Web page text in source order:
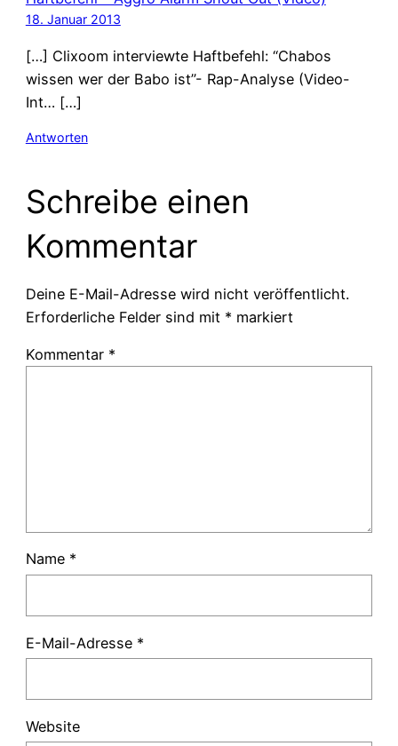
18. Januar 2013
[…] Clixoom interviewte Haftbefehl: “Chabos
wissen wer der Babo ist”- Rap-Analyse (Video-
Int… […]
Antworten
Schreibe einen
Kommentar
Deine E-Mail-Adresse wird nicht veröffentlicht.
Erforderliche Felder sind mit * markiert
Kommentar *
Name *
E-Mail-Adresse *
Website